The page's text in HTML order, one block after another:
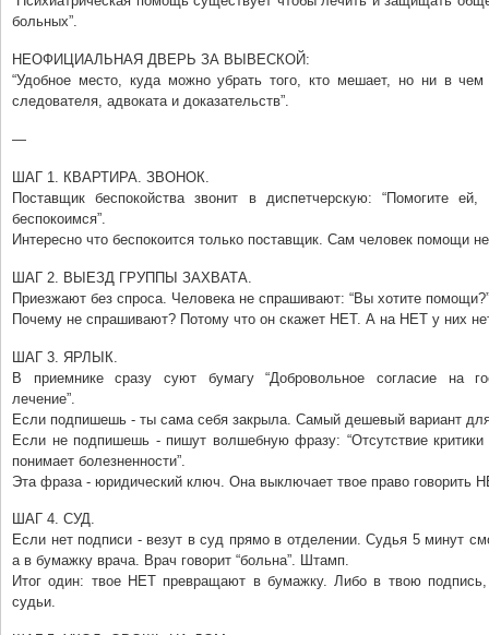
больных”.
НЕОФИЦИАЛЬНАЯ ДВЕРЬ ЗА ВЫВЕСКОЙ:
“Удобное место, куда можно убрать того, кто мешает, но ни в чем
следователя, адвоката и доказательств”.
—
ШАГ 1. КВАРТИРА. ЗВОНОК.
Поставщик беспокойства звонит в диспетчерскую: “Помогите
беспокоимся”.
Интересно что беспокоится только поставщик. Сам человек помощи
ШАГ 2. ВЫЕЗД ГРУППЫ ЗАХВАТА.
Приезжают без спроса. Человека не спрашивают: “Вы хотите помощи?”
Почему не спрашивают? Потому что он скажет НЕТ. А на НЕТ у них
ШАГ 3. ЯРЛЫК.
В приемнике сразу суют бумагу “Добровольное согласие на
лечение”.
Если подпишешь - ты сама себя закрыла. Самый дешевый вариант
Если не подпишешь - пишут волшебную фразу: “Отсутствие
понимает болезненности”.
Эта фраза - юридический ключ. Она выключает твое право говорить
ШАГ 4. СУД.
Если нет подписи - везут в суд прямо в отделении. Судья 5 минут
а в бумажку врача. Врач говорит “больна”. Штамп.
Итог один: твое НЕТ превращают в бумажку. Либо в твою
судьи.